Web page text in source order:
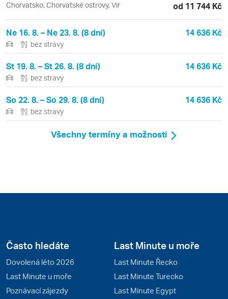
Chorvatsko, Chorvatské ostrovy, Vir od 11 744 Kč
Ne 16. 8. – Ne 23. 8. (8 dní) 14 636 Kč
bez stravy
St 19. 8. – St 26. 8. (8 dní) 14 636 Kč
bez stravy
So 22. 8. – So 29. 8. (8 dní) 14 636 Kč
bez stravy
Všechny termíny a možnosti
Často hledáte
Dovolená léto 2026
Last Minute u moře
Poznávací zájezdy
Last Minute u moře
Last Minute Řecko
Last Minute Turecko
Last Minute Egypt